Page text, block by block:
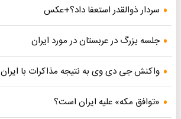
سردار ذوالقدر استعفا داد؟+عکس
جلسه بزرگ در عربستان در مورد ایران
واکنش جی دی وی به نتیجه مذاکرات با ایران
«توافق مکه» علیه ایران است؟